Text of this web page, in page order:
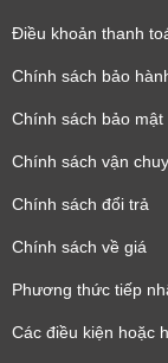
Điều khoản thanh
Chính sách bảo
Chính sách bảo mật
Chính sách vận
Chính sách đổi trả
Chính sách về giá
Phương thức tiếp
Các điều kiện hoặc